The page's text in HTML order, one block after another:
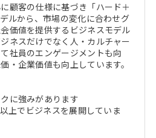
顧客の仕様に基づき「ハード＋
ルから、市場の変化に合わせグ
価値を提供するビジネスモデル
ネスだけでなく人・カルチャー
社員のエンゲージメントも向
・企業価値も向上しています。
に強みがあります
上でビジネスを展開していま